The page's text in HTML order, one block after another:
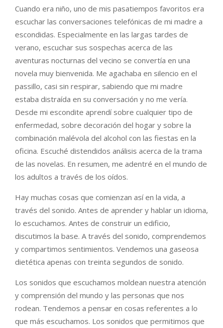
Cuando era niño, uno de mis pasatiempos favoritos era
escuchar las conversaciones telefónicas de mi madre a
escondidas. Especialmente en las largas tardes de
verano, escuchar sus sospechas acerca de las
aventuras nocturnas del vecino se convertía en una
novela muy bienvenida. Me agachaba en silencio en el
passillo, casi sin respirar, sabiendo que mi madre
estaba distraída en su conversación y no me vería.
Desde mi escondite aprendí sobre cualquier tipo de
enfermedad, sobre decoración del hogar y sobre la
combinación malévola del alcohol con las fiestas en la
oficina. Escuché distendidos análisis acerca de la trama
de las novelas. En resumen, me adentré en el mundo de
los adultos a través de los oídos.
Hay muchas cosas que comienzan así en la vida, a
través del sonido. Antes de aprender y hablar un idioma,
lo escuchamos. Antes de construir un edificio,
discutimos la base. A través del sonido, comprendemos
y compartimos sentimientos. Vendemos una gaseosa
dietética apenas con treinta segundos de sonido.
Los sonidos que escuchamos moldean nuestra atención
y comprensión del mundo y las personas que nos
rodean. Tendemos a pensar en cosas referentes a lo
que más escuchamos. Los sonidos que permitimos que